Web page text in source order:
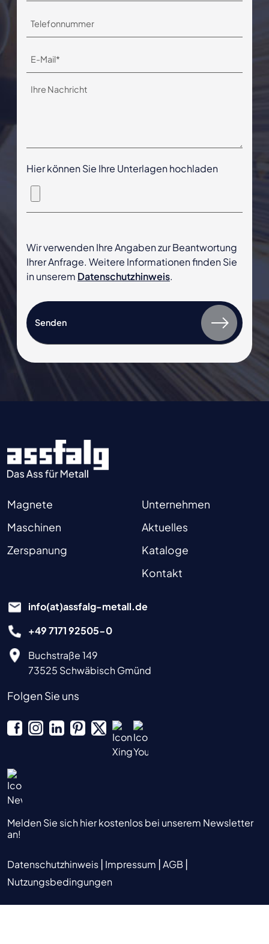
Hier können Sie Ihre Unterlagen hochladen
Wir verwenden Ihre Angaben zur Beantwortung
Ihrer Anfrage. Weitere Informationen finden Sie
in unserem Datenschutzhinweis.
Magnete
Maschinen
Zerspanung
Unternehmen
Aktuelles
Kataloge
Kontakt
info(at)assfalg-metall.de
+49 7171 92505-0
Buchstraße 149
73525 Schwäbisch Gmünd
Folgen Sie uns
Melden Sie sich hier kostenlos bei unserem Newsletter
an!
Datenschutzhinweis | Impressum | AGB |
Nutzungsbedingungen